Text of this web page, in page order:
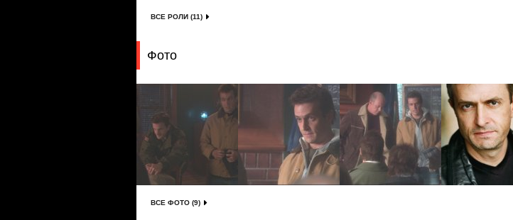
ВСЕ РОЛИ (11)
Фото
ВСЕ ФОТО (9)